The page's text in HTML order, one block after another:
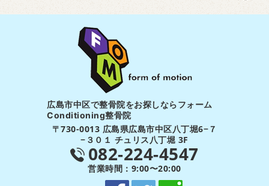
広島市中区で整骨院をお探しならフォーム
Conditioning整骨院
〒730-0013 広島県広島市中区八丁堀6−７
−３０１ チュリス八丁堀 3F
082-224-4547
営業時間：9:00〜20:00